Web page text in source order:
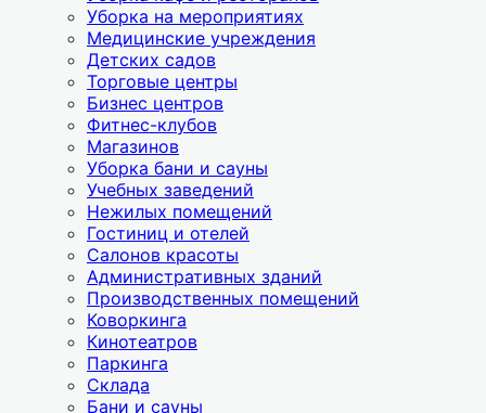
Уборка на мероприятиях
Медицинские учреждения
Детских садов
Торговые центры
Бизнес центров
Фитнес-клубов
Магазинов
Уборка бани и сауны
Учебных заведений
Нежилых помещений
Гостиниц и отелей
Салонов красоты
Административных зданий
Производственных помещений
Коворкинга
Кинотеатров
Паркинга
Склада
Бани и сауны